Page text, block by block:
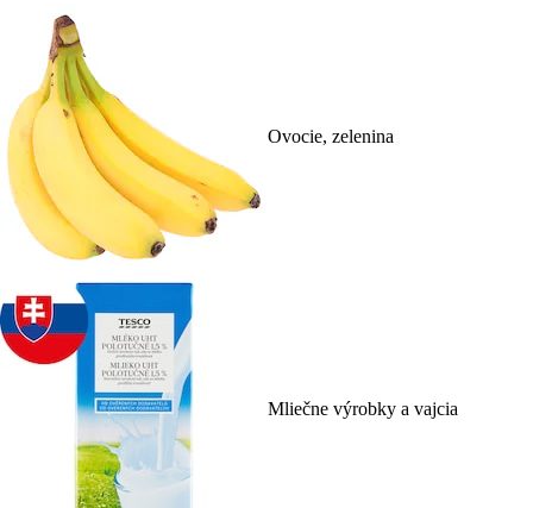
Ovocie, zelenina
Mliečne výrobky a vajcia